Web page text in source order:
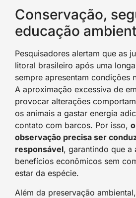
Conservação,
educação
Pesquisadores alertam que as
litoral brasileiro após uma
sempre apresentam condições
A aproximação excessiva de
provocar alterações
os animais a gastar energia
contato com barcos. Por isso,
observação precisa ser
responsável, garantindo que a
benefícios econômicos sem
estar da espécie.
Além da preservação